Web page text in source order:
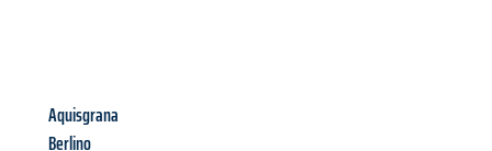
Aquisgrana
Berlino